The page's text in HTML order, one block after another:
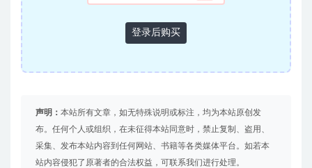
登录后购买
声明： 本站所有文章，如无特殊说明或标注，均为本站原创发
布。任何个人或组织，在未征得本站同意时，禁止复制、盗用、
采集、发布本站内容到任何网站、书籍等各类媒体平台。如若本
站内容侵犯了原著者的合法权益，可联系我们进行处理。